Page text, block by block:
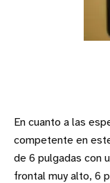
En cuanto a las
competente en
de 6 pulgadas con
frontal muy alto, 6